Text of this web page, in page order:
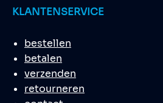
KLANTENSERVICE
bestellen
betalen
verzenden
retourneren